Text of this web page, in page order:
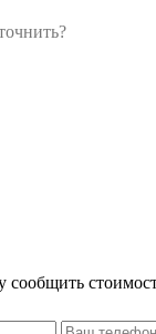
сообщить